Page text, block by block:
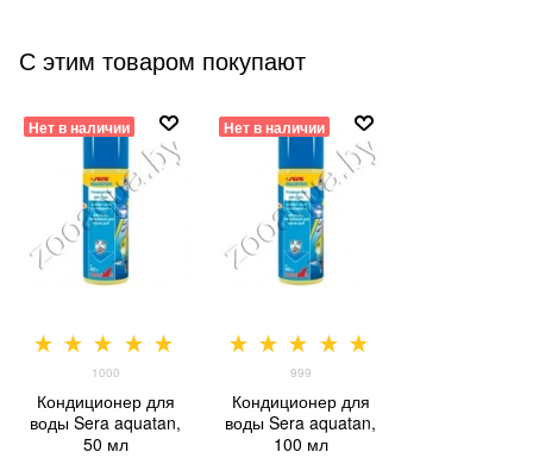
С этим товаром покупают
Нет в наличии
1000
Кондиционер для
воды Sera aquatan,
50 мл
Нет в наличии
999
Кондиционер для
воды Sera aquatan,
100 мл